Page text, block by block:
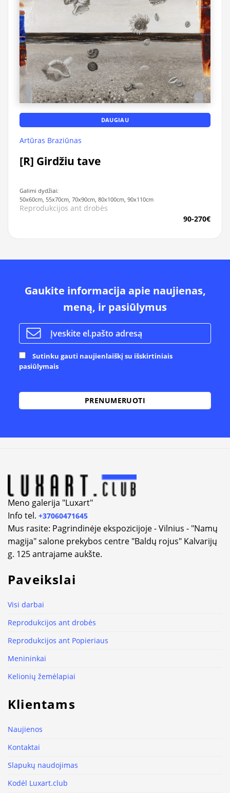
DAUGIAU
Artūras Braziūnas
[R] Girdžiu tave
Galimi dydžiai:
50x60cm, 55x70cm, 70x90cm, 80x100cm, 90x110cm
Reprodukcijos ant drobės
90-270€
Gaukite informacija apie naujienas,
meną, ir pasiūlymus
Sutinku gauti naujienlaiškį su išskirtiniais
pasiūlymais
Meno galerija "Luxart"
Info tel. +37060471645
Mus rasite: Pagrindinėje ekspozicijoje - Vilnius - "Namų
magija" salone prekybos centre "Baldų rojus" Kalvarijų
g. 125 antrajame aukšte.
Paveikslai
Visi darbai
Reprodukcijos ant drobės
Reprodukcijos ant Popieriaus
Menininkai
Kelionių žemėlapiai
Klientams
Naujienos
Kontaktai
Slapukų naudojimas
Kodėl Luxart.club